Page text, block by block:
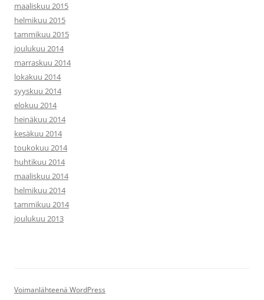
maaliskuu 2015
helmikuu 2015
tammikuu 2015
joulukuu 2014
marraskuu 2014
lokakuu 2014
syyskuu 2014
elokuu 2014
heinäkuu 2014
kesäkuu 2014
toukokuu 2014
huhtikuu 2014
maaliskuu 2014
helmikuu 2014
tammikuu 2014
joulukuu 2013
Voimanlähteenä WordPress